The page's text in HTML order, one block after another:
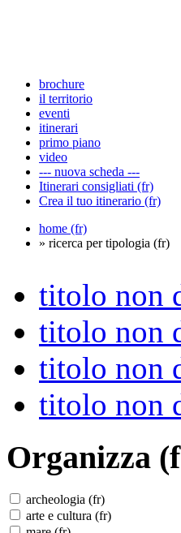
brochure
il territorio
eventi
itinerari
primo piano
video
--- nuova scheda ---
Itinerari consigliati (fr)
Crea il tuo itinerario (fr)
home (fr)
» ricerca per tipologia (fr)
titolo non
titolo non
titolo non
titolo non
Organizza
archeologia (fr)
arte e cultura (fr)